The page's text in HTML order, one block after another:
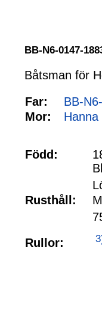
BB-N6-0147-
Båtsman för
Far:
BB-
Mor:
Född:
Rusthåll:
Rullor: